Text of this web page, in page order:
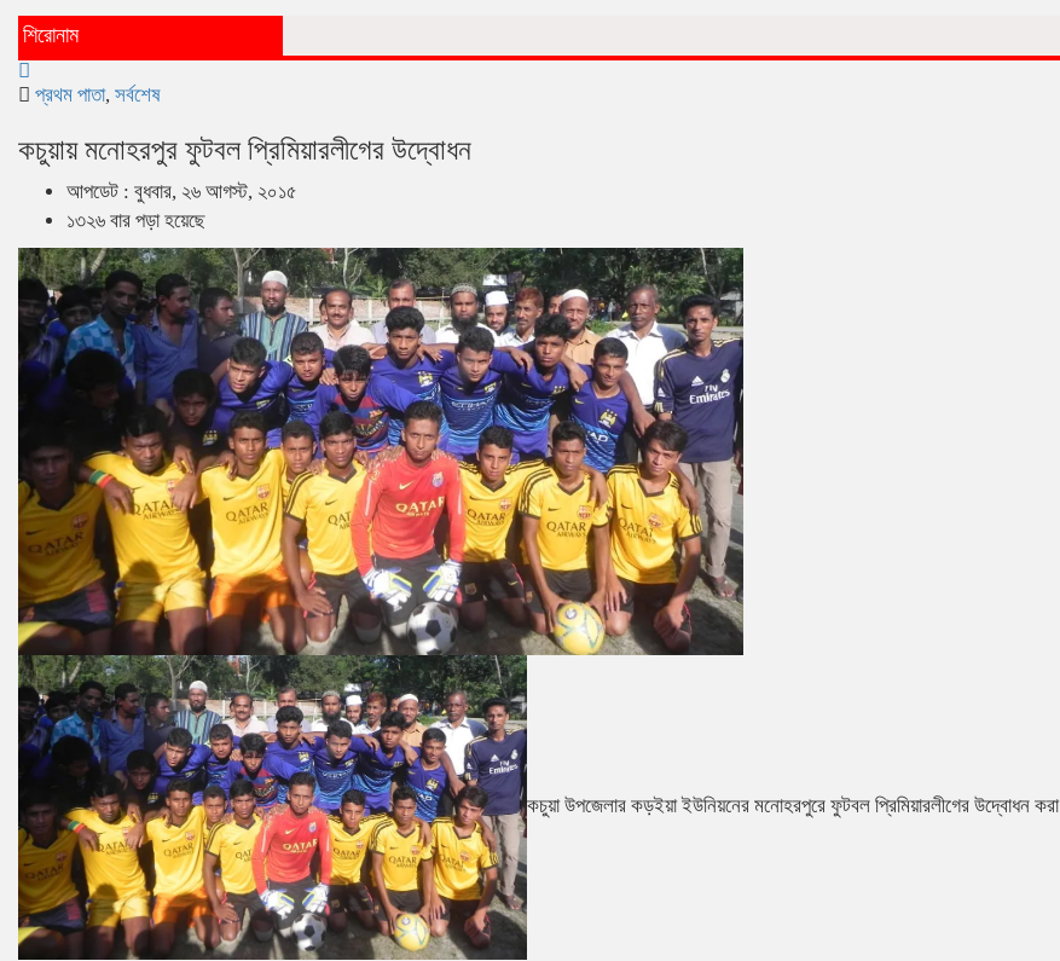
শিরোনাম
প্রথম পাতা, সর্বশেষ
কচুয়ায় মনোহরপুর ফুটবল প্রিমিয়ারলীগের উদ্বোধন
আপডেট : বুধবার, ২৬ আগস্ট, ২০১৫
১৩২৬ বার পড়া হয়েছে
কচুয়া উপজেলার কড়ইয়া ইউনিয়নের মনোহরপুরে ফুটবল প্রিমিয়ারলীগের উদ্বোধন করা